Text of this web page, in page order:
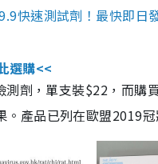
快速測試劑！最快即日
選購<<
劑，單支裝$22，而
產品已列在歐盟2019